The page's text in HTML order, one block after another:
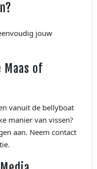
jouw
Maas of
vanuit de bellyboat
manier van vissen?
aan. Neem contact